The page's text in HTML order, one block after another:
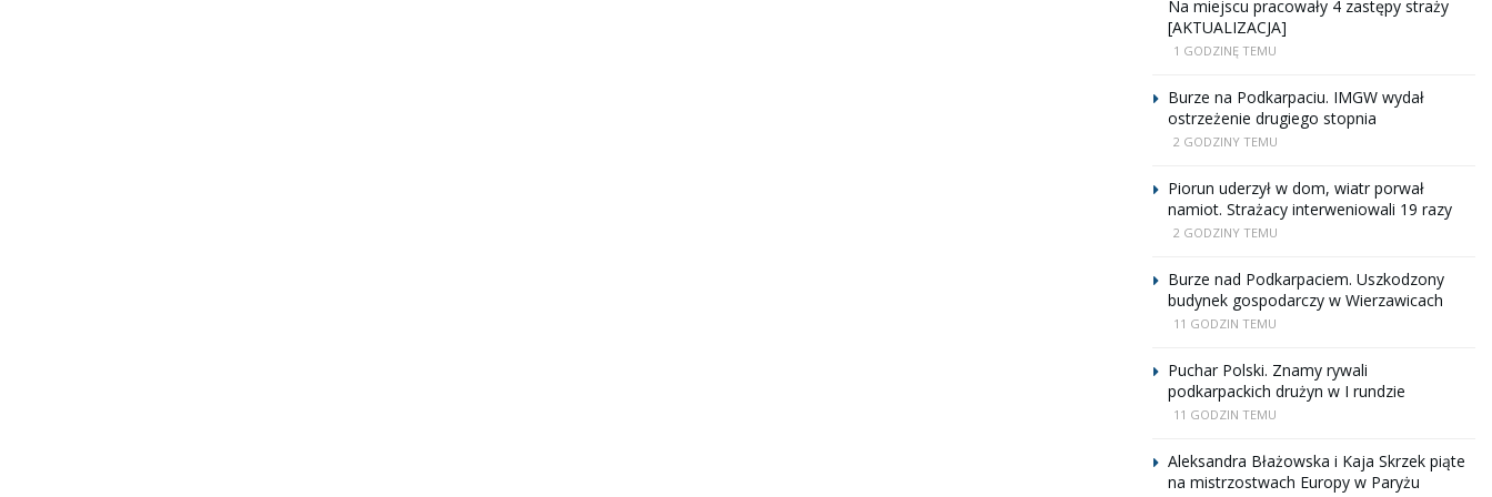
Na miejscu pracowały 4 zastępy straży
[AKTUALIZACJA]
1 GODZINĘ TEMU
Burze na Podkarpaciu. IMGW wydał
ostrzeżenie drugiego stopnia
2 GODZINY TEMU
Piorun uderzył w dom, wiatr porwał
namiot. Strażacy interweniowali 19 razy
2 GODZINY TEMU
Burze nad Podkarpaciem. Uszkodzony
budynek gospodarczy w Wierzawicach
11 GODZIN TEMU
Puchar Polski. Znamy rywali
podkarpackich drużyn w I rundzie
11 GODZIN TEMU
Aleksandra Błażowska i Kaja Skrzek piąte
na mistrzostwach Europy w Paryżu